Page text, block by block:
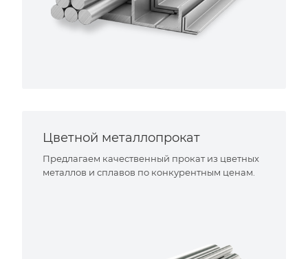
Цветной металлопрокат
Предлагаем качественный прокат из цветных
металлов и сплавов по конкурентным ценам.